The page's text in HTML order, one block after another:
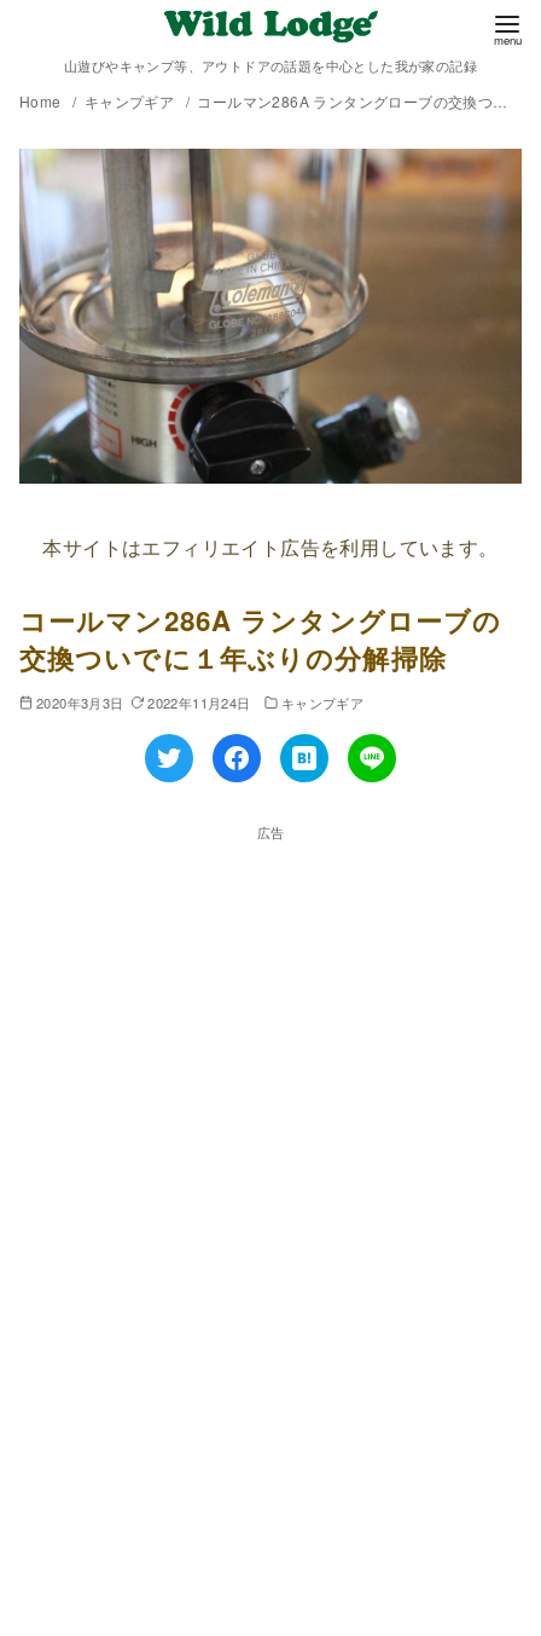
山遊びやキャンプ等、アウトドアの話題を中心とした我が家の記録
Home キャンプギア コールマン286A ランタングローブの交換ついでに１年ぶりの分解掃除
本サイトはエフィリエイト広告を利用しています。
コールマン286A ランタングローブの
交換ついでに１年ぶりの分解掃除
2020年3月3日 2022年11月24日 キャンプギア
広告